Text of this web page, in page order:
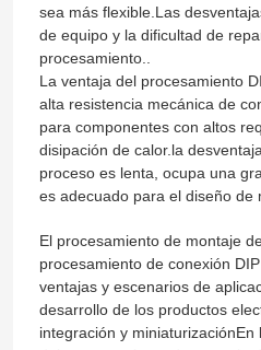
Productos
Sobre nosotros
Visita a la fábrica
Control de Calidad
Contacto
sea más flexible.Las
de equipo y la dificultad de
procesamiento..
La ventaja del procesamiento
alta resistencia mecánica de
para componentes con altos
disipación de calor.la
proceso es lenta, ocupa una
es adecuado para el diseño de
El procesamiento de montaje
procesamiento de conexión
ventajas y escenarios de
desarrollo de los productos
integración y